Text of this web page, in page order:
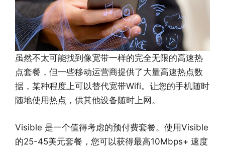
虽然不太可能找到像宽带一样的完全无限的高速热
点套餐，但一些移动运营商提供了大量高速热点数
据，某种程度上可以替代宽带Wifi。让您的手机随时
随地使用热点，供其他设备随时上网。
Visible 是一个值得考虑的预付费套餐。使用Visible
的25-45美元套餐，您可以获得最高10Mbps+ 速度